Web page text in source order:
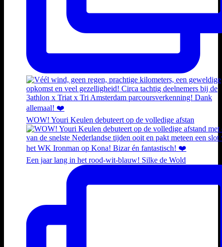
WOW! Youri Keulen debuteert op de volledige afstan
Een jaar lang in het rood-wit-blauw! Silke de Wold